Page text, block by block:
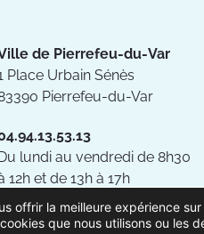
de Pierrefeu-du-Var
Place Urbain Sénès
Pierrefeu-du-Var
lundi au vendredi de 8h30
12h et de 13h à 17h
offrir la meilleure expérience
que nous utilisons ou les